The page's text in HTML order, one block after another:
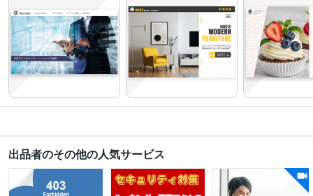
得意分野
Web制作・HP作成・EC構築 Wordpressカスタマイズ 短納期Wordpress
サイト制作 集客できるサイト制作 Wordpressサーバー移転
ウィルス・マ
ルウェア感染サイトの復旧
マーケティング SEO WordPress オリジナルデザイン
ECサイト 美容
集客・マーケティング相談 Webコンテンツ構築 SEO対策
ビジネス 仕事 トレンド 趣味 Web
出品者のその他の人気サービス